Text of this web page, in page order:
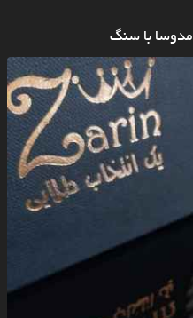
مدوسا با سنگ